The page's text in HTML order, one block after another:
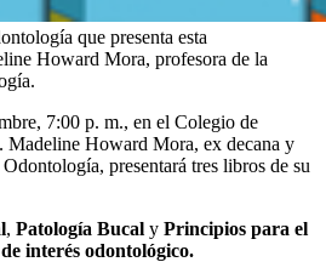
que presenta esta
Howard Mora, profesora de la
7:00 p. m., en el Colegio de
Madeline Howard Mora, ex decana y
presentará tres libros de su
, Patología Bucal y Principios para el
interés odontológico.